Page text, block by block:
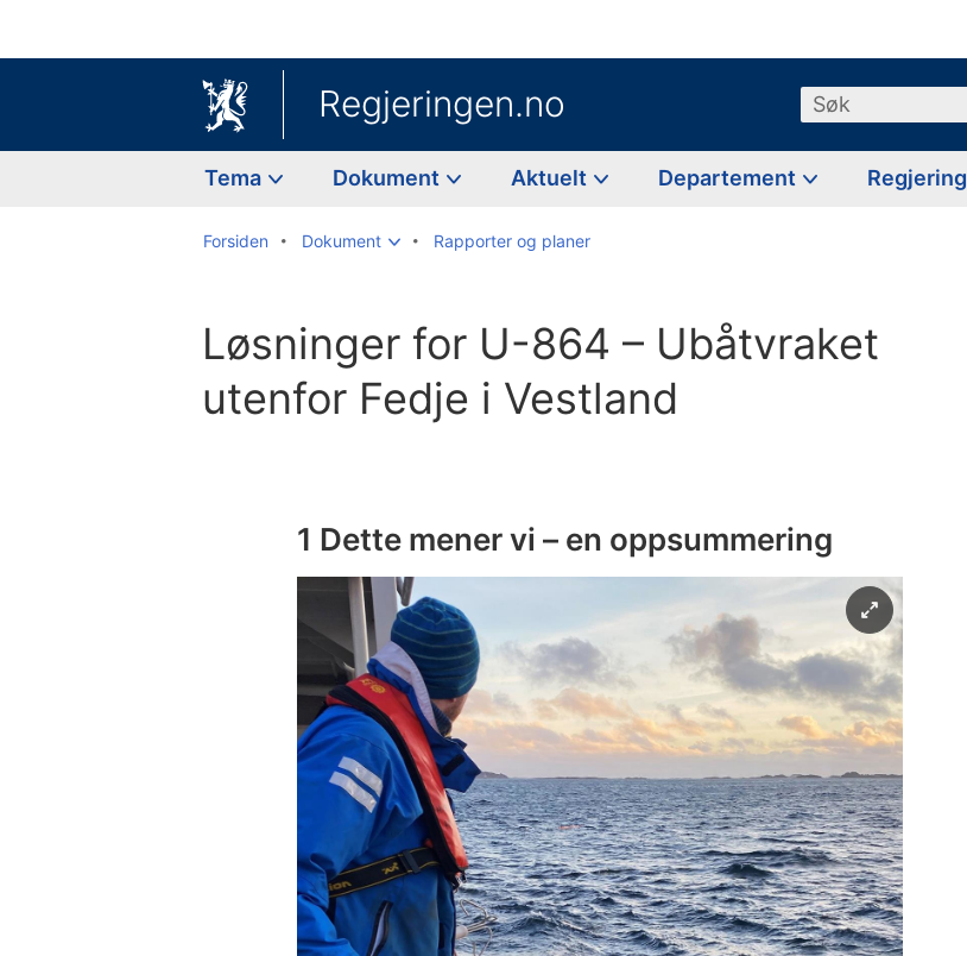
Regjeringen.no Søk
Tema Dokument Aktuelt Departement Regjering
Forsiden Dokument Rapporter og planer
Løsninger for U-864 – Ubåtvraket
utenfor Fedje i Vestland
1 Dette mener vi – en oppsummering